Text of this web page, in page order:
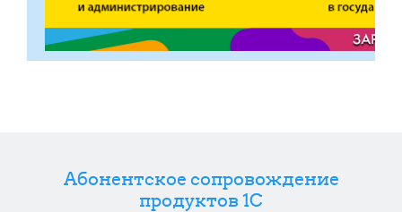
Абонентское сопровождение
продуктов 1C